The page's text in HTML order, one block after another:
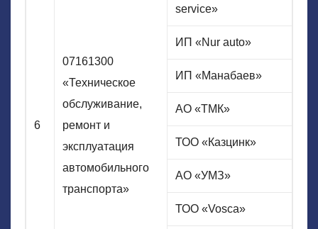
6
07161300
«Техническое
обслуживание,
ремонт и
эксплуатация
автомобильного
транспорта»
service»
ИП «Nur auto»
ИП «Манабаев»
АО «ТМК»
ТОО «Казцинк»
АО «УМЗ»
ТОО «Vosca»